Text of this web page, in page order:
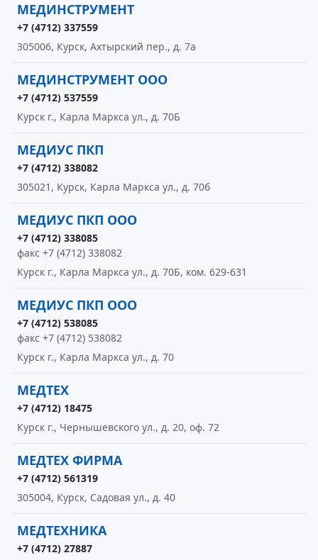
МЕДИНСТРУМЕНТ
+7 (4712) 337559
305006, Курск, Ахтырский пер., д. 7а
МЕДИНСТРУМЕНТ ООО
+7 (4712) 537559
Курск г., Карла Маркса ул., д. 70Б
МЕДИУС ПКП
+7 (4712) 338082
305021, Курск, Карла Маркса ул., д. 70б
МЕДИУС ПКП ООО
+7 (4712) 338085
факс +7 (4712) 338082
Курск г., Карла Маркса ул., д. 70Б, ком. 629-631
МЕДИУС ПКП ООО
+7 (4712) 538085
факс +7 (4712) 538082
Курск г., Карла Маркса ул., д. 70
МЕДТЕХ
+7 (4712) 18475
Курск г., Чернышевского ул., д. 20, оф. 72
МЕДТЕХ ФИРМА
+7 (4712) 561319
305004, Курск, Садовая ул., д. 40
МЕДТЕХНИКА
+7 (4712) 27887